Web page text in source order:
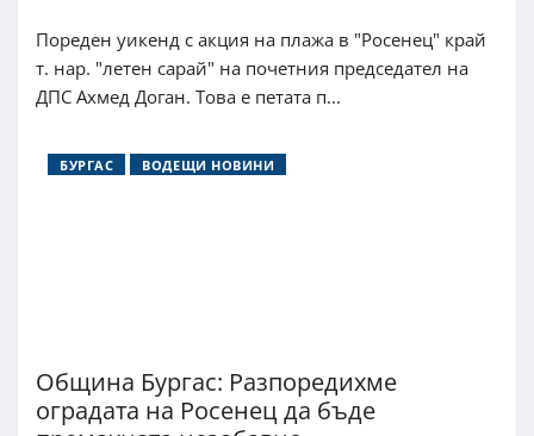
Пореден уикенд с акция на плажа в "Росенец" край
т. нар. "летен сарай" на почетния председател на
ДПС Ахмед Доган. Това е петата п...
БУРГАС ВОДЕЩИ НОВИНИ
Община Бургас: Разпоредихме
оградата на Росенец да бъде